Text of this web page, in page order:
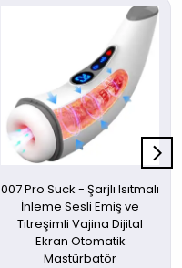
007 Pro Suck - Şarjlı Isıtmalı
İnleme Sesli Emiş ve
Titreşimli Vajina Dijital
Ekran Otomatik
Mastürbatör